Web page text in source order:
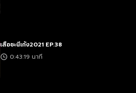
เสือชะนีเก้ง2021 EP.38
0:43:19 นาที